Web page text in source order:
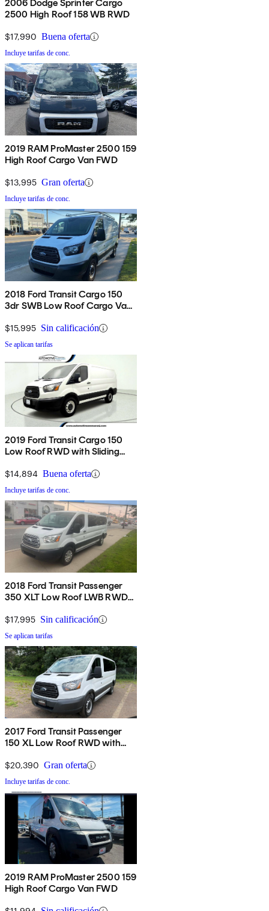
2006 Dodge Sprinter Cargo
2500 High Roof 158 WB RWD
$17,990 Buena oferta
Incluye tarifas de conc.
2019 RAM ProMaster 2500 159
High Roof Cargo Van FWD
$13,995 Gran oferta
Incluye tarifas de conc.
2018 Ford Transit Cargo 150
3dr SWB Low Roof Cargo Van
Doors
$15,995 Sin calificación
Se aplican tarifas
2019 Ford Transit Cargo 150
Low Roof RWD with Sliding
$14,894 Buena oferta
Incluye tarifas de conc.
2018 Ford Transit Passenger
350 XLT Low Roof LWB RWD
Door
$17,995 Sin calificación
Se aplican tarifas
2017 Ford Transit Passenger
150 XL Low Roof RWD with
$20,390 Gran oferta
Incluye tarifas de conc.
2019 RAM ProMaster 2500 159
High Roof Cargo Van FWD